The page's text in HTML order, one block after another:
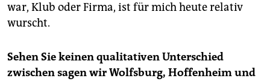
war, Klub oder Firma, ist für mich heute relativ
wurscht.
Sehen Sie keinen qualitativen Unterschied
zwischen sagen wir Wolfsburg, Hoffenheim und